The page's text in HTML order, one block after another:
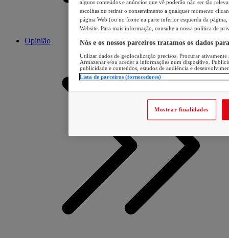
Opinião
alguns conteúdos e anúncios que vê poderão não ser tão
escolhas ou retirar o consentimento a qualquer momento
página Web (ou no ícone na parte inferior esquerda da página,
Website. Para mais informação, consulte a nossa política de
Nós e os nossos parceiros tratamos os dados
Utilizar dados de geolocalização precisos. Procurar
Armazenar e/ou aceder a informações num dispositivo.
publicidade e conteúdos, estudos de audiência e
Lista de parceiros (fornecedores)
Mostrar finalidades